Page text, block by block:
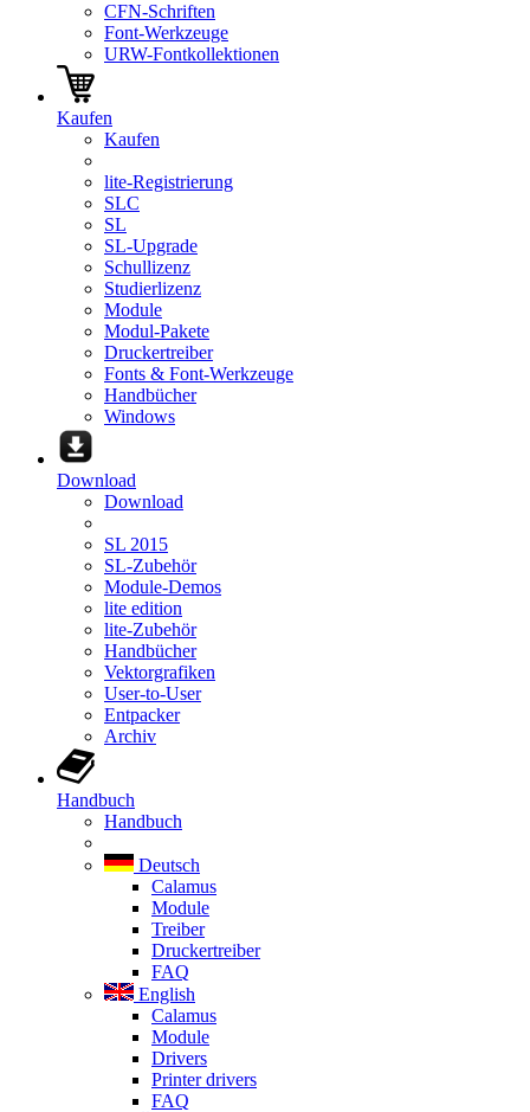
CFN-Schriften
Font-Werkzeuge
URW-Fontkollektionen
Kaufen
Kaufen
lite-Registrierung
SLC
SL
SL-Upgrade
Schullizenz
Studierlizenz
Module
Modul-Pakete
Druckertreiber
Fonts & Font-Werkzeuge
Handbücher
Windows
Download
Download
SL 2015
SL-Zubehör
Module-Demos
lite edition
lite-Zubehör
Handbücher
Vektorgrafiken
User-to-User
Entpacker
Archiv
Handbuch
Handbuch
Deutsch
Calamus
Module
Treiber
Druckertreiber
FAQ
English
Calamus
Module
Drivers
Printer drivers
FAQ